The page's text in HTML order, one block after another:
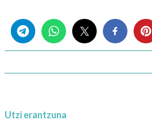
Utzi erantzuna